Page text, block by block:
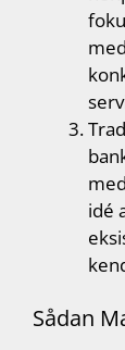
idé
Sådan